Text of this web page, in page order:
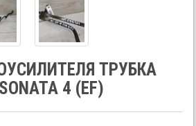
ТРУБКА
4 (EF)